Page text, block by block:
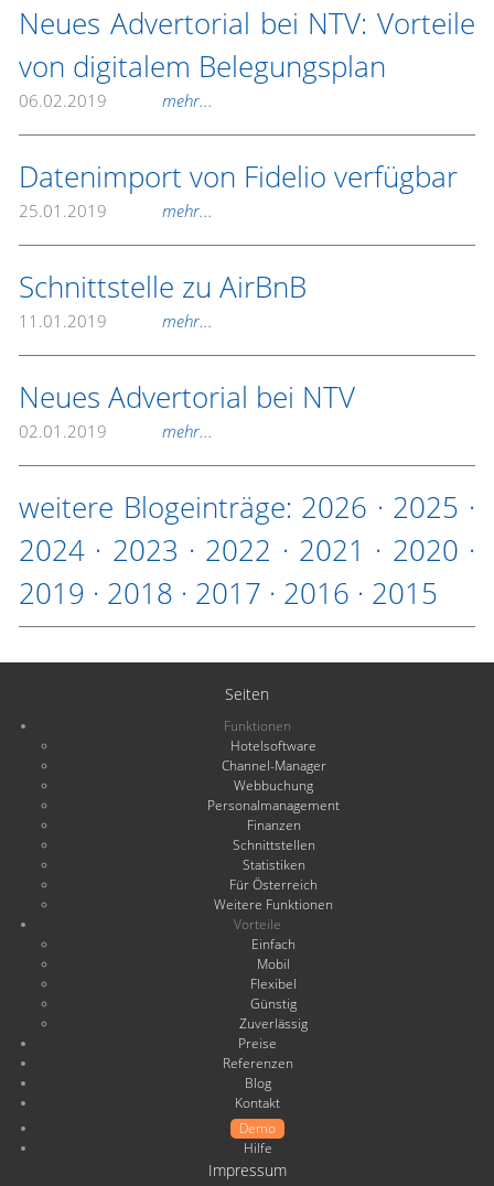
Neues Advertorial bei NTV: Vorteile
von digitalem Belegungsplan
06.02.2019 mehr...
Datenimport von Fidelio verfügbar
25.01.2019 mehr...
Schnittstelle zu AirBnB
11.01.2019 mehr...
Neues Advertorial bei NTV
02.01.2019 mehr...
weitere Blogeinträge: 2026 · 2025 ·
2024 · 2023 · 2022 · 2021 · 2020 ·
2019 · 2018 · 2017 · 2016 · 2015
Seiten
Funktionen
Hotelsoftware
Channel-Manager
Webbuchung
Personalmanagement
Finanzen
Schnittstellen
Statistiken
Für Österreich
Weitere Funktionen
Vorteile
Einfach
Mobil
Flexibel
Günstig
Zuverlässig
Preise
Referenzen
Blog
Kontakt
Demo
Hilfe
Impressum